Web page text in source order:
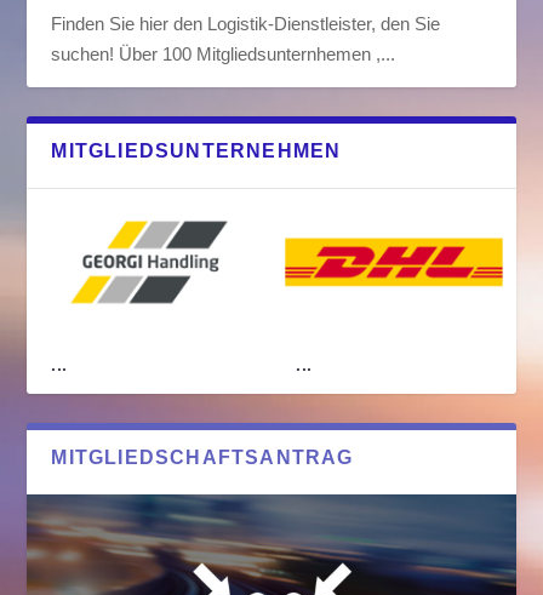
Finden Sie hier den Logistik-Dienstleister, den Sie
suchen! Über 100 Mitgliedsunternhemen ,...
MITGLIEDSUNTERNEHMEN
... ...
MITGLIEDSCHAFTSANTRAG